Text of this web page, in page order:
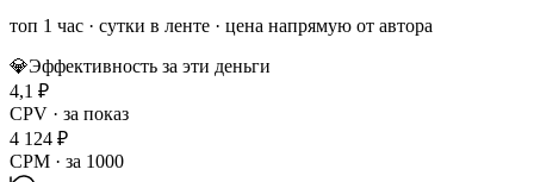
топ 1 час · сутки в ленте · цена напрямую от автора
💎Эффективность за эти деньги
4,1 ₽
CPV · за показ
4 124 ₽
CPM · за 1000